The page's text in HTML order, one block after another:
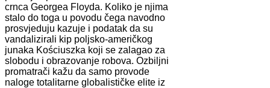
crnca Georgea Floyda. Koliko je njima
stalo do toga u povodu čega navodno
prosvjeduju kazuje i podatak da su
vandalizirali kip poljsko-američkog
junaka Kościuszka koji se zalagao za
slobodu i obrazovanje robova. Ozbiljni
promatrači kažu da samo provode
naloge totalitarne globalističke elite iz